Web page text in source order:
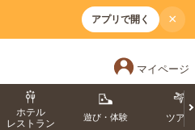
アプリで開く ×
マイページ
ホテル
レストラン
遊び・体験 ツアー